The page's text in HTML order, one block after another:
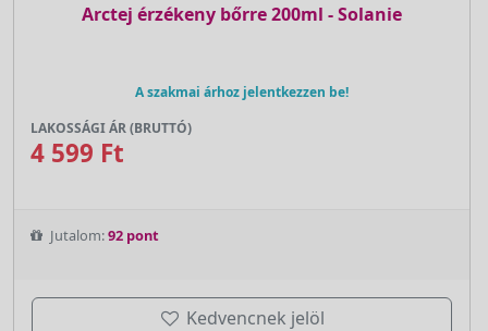
Arctej érzékeny bőrre 200ml - Solanie
A szakmai árhoz jelentkezzen be!
LAKOSSÁGI ÁR (BRUTTÓ)
4 599 Ft
Jutalom:92 pont
Kedvencnek jelöl